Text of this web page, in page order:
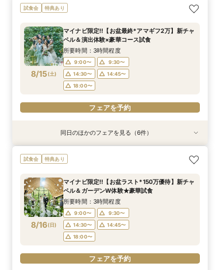
8/14(金)
【2件目以降の見学OK】貸切Wフル体験×豪華試
食×お見積り比較
11:00〜
12:00〜
14:00〜
15:00〜
18:00〜
フェアを予約
8/14(金)
【10名から全館貸切OK】ミシュラン試食付*少
人数婚ALL体験
11:00〜
12:00〜
14:00〜
15:00〜
18:00〜
フェアを予約
8/14(金)
即決ナシ★予算のリアル大公開！本番コーデ×ミ
シュラン試食体験
11:00〜
12:00〜
14:00〜
15:00〜
18:00〜
フェアを予約
8/14(金)
7万GIFT付【料理重視必見】豪華ミシュラン試食
×貸切邸宅W体験
11:00〜
12:00〜
14:00〜
15:00〜
18:00〜
フェアを予約
8/14(金)
ギフト7万付【初めての見学に】全館ALL体験*見
積相談＆絶品試食
11:00〜
12:00〜
14:00〜
15:00〜
18:00〜
フェアを予約
8/14(金)
【お気軽◎オンライン相談会】スマホで簡単！豪
華10大特典付き
13:00〜
14:30〜
16:00〜
17:30〜
フェアを予約
試食会 特典あり
8/15(土)
マイナビ限定!!【お盆最終*アマギフ2万】新チャ
ペル＆演出体験×豪華コース試食
所要時間：3時間程度
9:00〜
9:30〜
14:30〜
14:45〜
18:00〜
フェアを予約
特典あり 動画あり
8/15(土)
ギフト7万付【初めての見学に】全館ALL体験*見
積相談＆絶品試食
9:00〜
9:30〜
14:30〜
14:45〜
18:00〜
フェアを予約
特典あり
8/15(土)
即決ナシ★予算のリアル大公開！本番コーデ×ミ
シュラン試食体験
9:00〜
9:30〜
14:30〜
14:45〜
18:00〜
フェアを予約
特典あり
8/15(土)
【2件目以降の見学OK】貸切Wフル体験×豪華試
食×お見積り比較
9:00〜
9:30〜
14:30〜
14:45〜
18:00〜
フェアを予約
特典あり
8/15(土)
【10名から全館貸切OK】ミシュラン試食付*少
人数婚ALL体験
9:00〜
9:30〜
14:30〜
14:45〜
18:00〜
フェアを予約
特典あり
8/15(土)
7万GIFT付【料理重視必見】豪華ミシュラン試食
×貸切邸宅W体験
9:00〜
9:30〜
14:30〜
14:45〜
18:00〜
フェアを予約
8/15(土)
【お気軽◎オンライン相談会】スマホで簡単！豪
華10大特典付き
10:30〜
12:00〜
15:30〜
17:00〜
フェアを予約
同日のほかのフェアを見る（6件）
試食会 特典あり
8/16(日)
マイナビ限定!!【お盆ラスト*150万優待】新チャ
ペル＆ガーデンW体験★豪華試食
所要時間：3時間程度
9:00〜
9:30〜
14:30〜
14:45〜
18:00〜
フェアを予約